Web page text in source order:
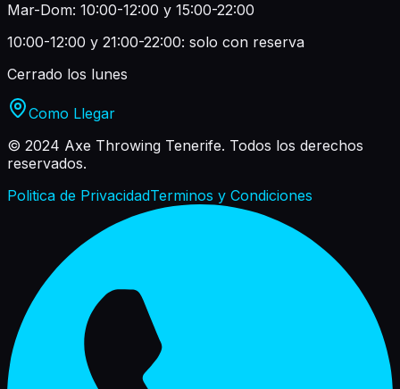
Mar-Dom: 10:00-12:00 y 15:00-22:00
10:00-12:00 y 21:00-22:00: solo con reserva
Cerrado los lunes
Como Llegar
© 2024 Axe Throwing Tenerife. Todos los derechos
reservados.
Politica de PrivacidadTerminos y Condiciones